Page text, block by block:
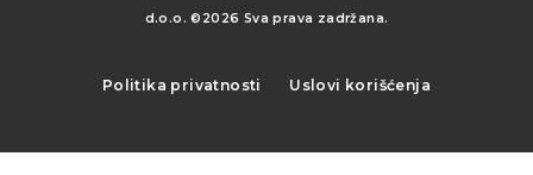
d.o.o. ©2026 Sva prava zadržana.
Politika privatnosti Uslovi korišćenja